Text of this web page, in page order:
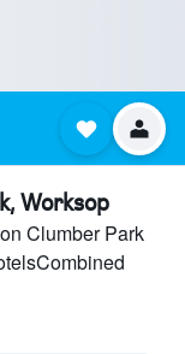
Worksop
Clumber Park